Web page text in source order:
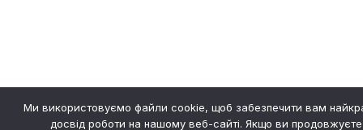
Ми використовуємо файли cookie, щоб забезпечити вам
досвід роботи на нашому веб-сайті. Якщо ви продовжуєте